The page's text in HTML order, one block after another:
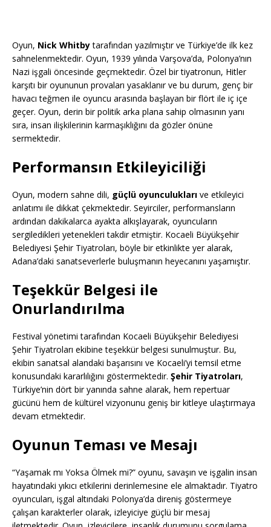
Oyun, Nick Whitbytarafından yazılmıştır ve Türkiye’de ilk kez
sahnelenmektedir. Oyun, 1939 yılında Varşova’da, Polonya’nın
Nazi işgali öncesinde geçmektedir. Özel bir tiyatronun, Hitler
karşıtı bir oyununun provaları yasaklanır ve bu durum, genç bir
havacı teğmen ile oyuncu arasında başlayan bir flört ile iç içe
geçer. Oyun, derin bir politik arka plana sahip olmasının yanı
sıra, insan ilişkilerinin karmaşıklığını da gözler önüne
sermektedir.
Performansın Etkileyiciliği
Oyun, modern sahne dili, güçlü oyunculukları ve etkileyici
anlatımı ile dikkat çekmektedir. Seyirciler, performansların
ardından dakikalarca ayakta alkışlayarak, oyuncuların
sergiledikleri yetenekleri takdir etmiştir. Kocaeli Büyükşehir
Belediyesi Şehir Tiyatroları, böyle bir etkinlikte yer alarak,
Adana’daki sanatseverlerle buluşmanın heyecanını yaşamıştır.
Teşekkür Belgesi ile
Onurlandırılma
Festival yönetimi tarafından Kocaeli Büyükşehir Belediyesi
Şehir Tiyatroları ekibine teşekkür belgesi sunulmuştur. Bu,
ekibin sanatsal alandaki başarısını ve Kocaeli’yi temsil etme
konusundaki kararlılığını göstermektedir. Şehir Tiyatroları,
Türkiye’nin dört bir yanında sahne alarak, hem repertuar
gücünü hem de kültürel vizyonunu geniş bir kitleye ulaştırmaya
devam etmektedir.
Oyunun Teması ve Mesajı
“Yaşamak mı Yoksa Ölmek mi?” oyunu, savaşın ve işgalin insan
hayatındaki yıkıcı etkilerini derinlemesine ele almaktadır. Tiyatro
oyuncuları, işgal altındaki Polonya’da direniş göstermeye
çalışan karakterler olarak, izleyiciye güçlü bir mesaj